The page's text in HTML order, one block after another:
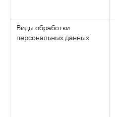
Виды обработки
персональных данных